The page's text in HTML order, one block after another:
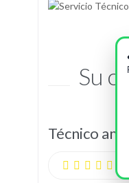
Su
Técnico
    